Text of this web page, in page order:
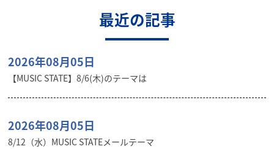
最近の記事
2026年08月05日
【MUSIC STATE】8/6(木)のテーマは
2026年08月05日
8/12（水）MUSIC STATEメールテーマ